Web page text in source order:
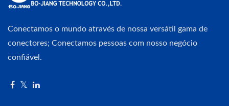
Conectamos o mundo através de nossa versátil gama de
conectores; Conectamos pessoas com nosso negócio
confiável.